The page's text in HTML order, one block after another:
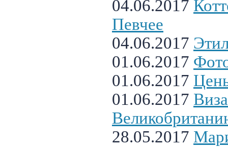
04.06.2017
Певчее
04.06.2017
01.06.2017
01.06.2017
01.06.2017
28.05.2017